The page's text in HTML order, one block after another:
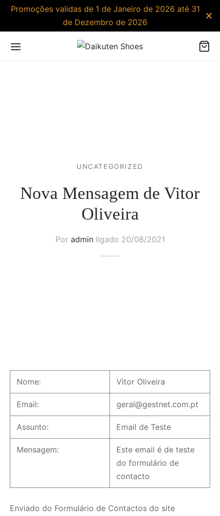
Promoções validas de 1 de Janeiro de 2026 até 31
de Dezembro de 2026
UNCATEGORIZED
Nova Mensagem de Vitor
Oliveira
Por adminligado 20/08/2021
Nome: Vitor Oliveira
Email: geral@gestnet.com.pt
Assunto: Email de Teste
Mensagem:
Este email é de teste
do formulário de
contacto
Enviado do Formulário de Contactos do site